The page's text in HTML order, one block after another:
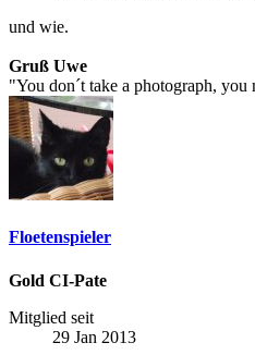
und wie.
Gruß Uwe
"You don´t take a photograph,
Floetenspieler
Gold CI-Pate
Mitglied seit
29 Jan 2013